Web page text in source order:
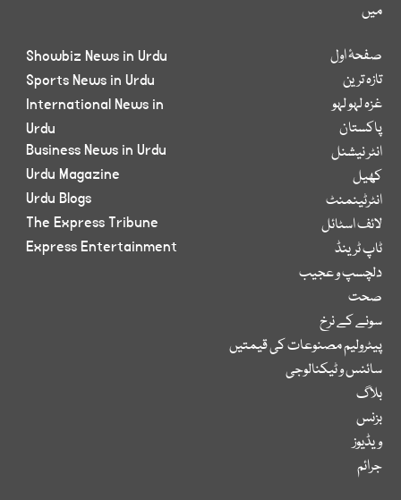
میں
صفحۂ اول
تازہ ترین
غزہ لہو لہو
پاکستان
انٹر نیشنل
کھیل
انٹرٹینمنٹ
لائف اسٹائل
ٹاپ ٹرینڈ
دلچسپ و عجیب
صحت
سونے کے نرخ
پیٹرولیم مصنوعات کی قیمتیں
سائنس و ٹیکنالوجی
بلاگ
بزنس
ویڈیوز
جرائم
Showbiz News in Urdu
Sports News in Urdu
International News in
Urdu
Business News in Urdu
Urdu Magazine
Urdu Blogs
The Express Tribune
Express Entertainment